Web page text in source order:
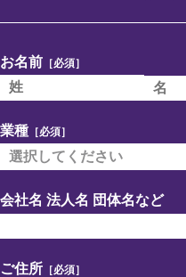
お名前 ［必須］
業種 ［必須］
会社名 法人名 団体名など
ご住所 ［必須］